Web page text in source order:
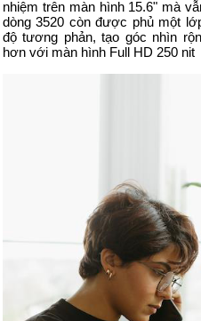
nhiệm trên màn hình 15.6" mà
dòng 3520 còn được phủ một
độ tương phản, tạo góc nhìn
hơn với màn hình Full HD 250 nit